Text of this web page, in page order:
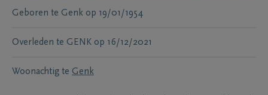
Geboren te Genk op 19/01/1954
Overleden te GENK op 16/12/2021
Woonachtig te Genk